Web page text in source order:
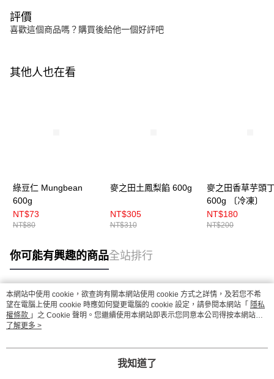
評價
喜歡這個商品嗎？購買後給他一個好評吧
其他人也在看
綠豆仁 Mungbean
600g
NT$73
NT$80
麥之田土鳳梨餡 600g
NT$305
NT$310
麥之田香草芋頭
600g 〔冷凍〕
NT$180
NT$200
你可能有興趣的商品全站排行
熱門標籤
本網站中使用 cookie，欲查詢有關本網站使用 cookie 方式之詳情，及若您不希
望在電腦上使用 cookie 時應如何變更電腦的 cookie 設定，請參閱本網站「 隱私
權條款 」之 Cookie 聲明。您繼續使用本網站即表示您同意本公司得按本網站使
用條款之 Cookie 聲明使用 cookie。
了解更多 >
我知道了